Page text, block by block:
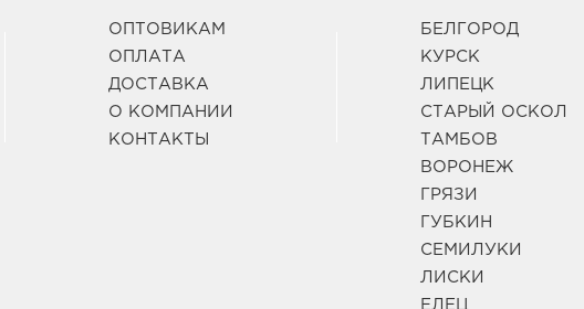
ОПТОВИКАМ
ОПЛАТА
ДОСТАВКА
О КОМПАНИИ
КОНТАКТЫ
БЕЛГОРОД
КУРСК
ЛИПЕЦК
СТАРЫЙ ОСКОЛ
ТАМБОВ
ВОРОНЕЖ
ГРЯЗИ
ГУБКИН
СЕМИЛУКИ
ЛИСКИ
ЕЛЕЦ